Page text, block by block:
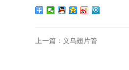
上一篇： 义乌翅片管